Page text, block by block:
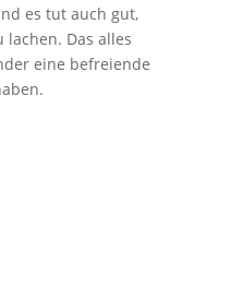
es tut auch gut,
Das alles
eine befreiende